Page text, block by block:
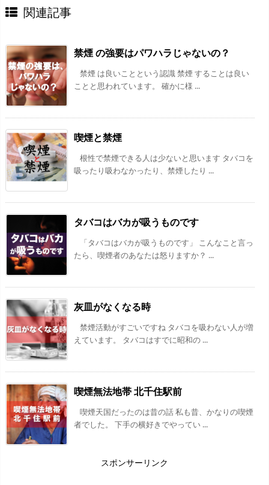
関連記事
禁煙 の強要はパワハラじゃないの？
禁煙 は良いことという認識 禁煙 することは良い
ことと思われています。 確かに様 ...
喫煙と禁煙
根性で禁煙できる人は少ないと思います タバコを
吸ったり吸わなかったり、禁煙したり ...
タバコはバカが吸うものです
「タバコはバカが吸うものです」 こんなこと言っ
たら、喫煙者のあなたは怒りますか？ ...
灰皿がなくなる時
禁煙活動がすごいですね タバコを吸わない人が増
えています。 タバコはすでに昭和の ...
喫煙無法地帯 北千住駅前
喫煙天国だったのは昔の話 私も昔、かなりの喫煙
者でした。 下手の横好きでやってい ...
スポンサーリンク